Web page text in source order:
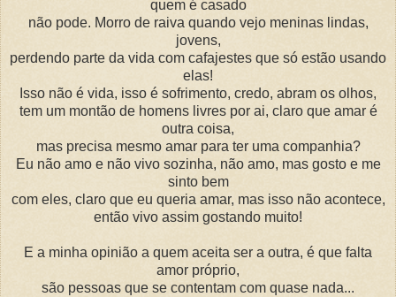
quem é casado
não pode. Morro de raiva quando vejo meninas lindas,
jovens,
perdendo parte da vida com cafajestes que só estão usando
elas!
Isso não é vida, isso é sofrimento, credo, abram os olhos,
tem um montão de homens livres por ai, claro que amar é
outra coisa,
mas precisa mesmo amar para ter uma companhia?
Eu não amo e não vivo sozinha, não amo, mas gosto e me
sinto bem
com eles, claro que eu queria amar, mas isso não acontece,
então vivo assim gostando muito!
E a minha opinião a quem aceita ser a outra, é que falta
amor próprio,
são pessoas que se contentam com quase nada...